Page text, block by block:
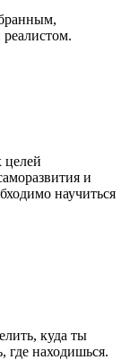
целей
и
научиться
куда ты
где находишься.